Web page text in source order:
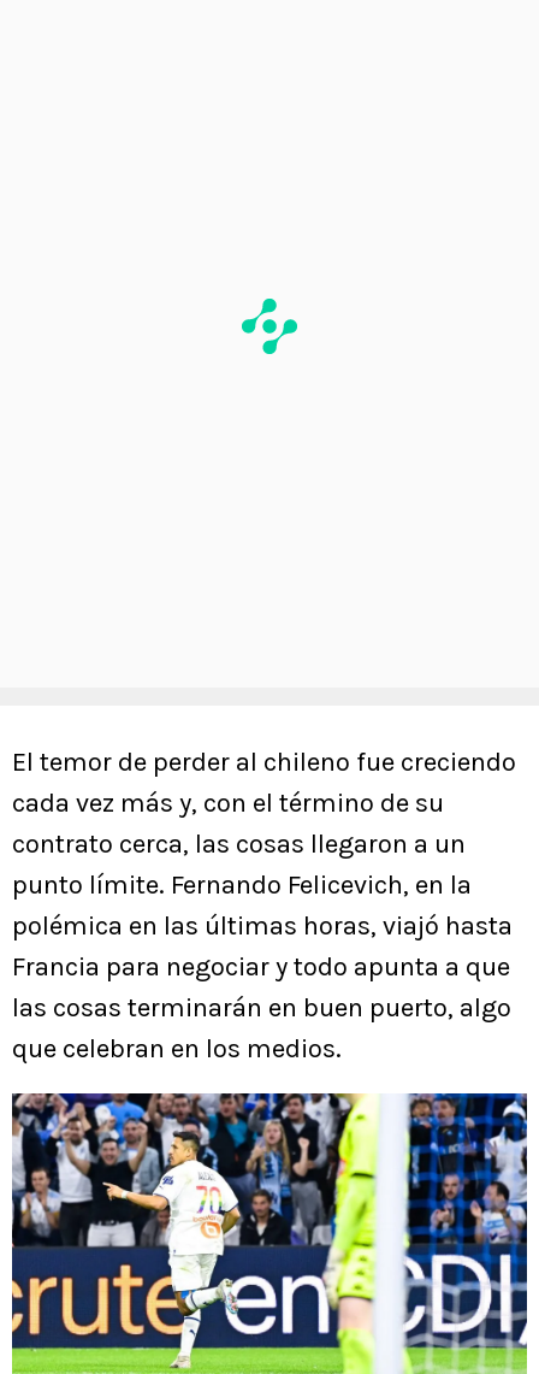
El temor de perder al chileno fue creciendo
cada vez más y, con el término de su
contrato cerca, las cosas llegaron a un
punto límite. Fernando Felicevich, en la
polémica en las últimas horas, viajó hasta
Francia para negociar y todo apunta a que
las cosas terminarán en buen puerto, algo
que celebran en los medios.